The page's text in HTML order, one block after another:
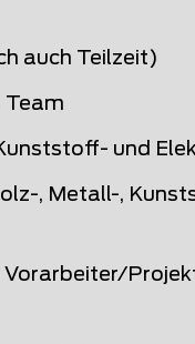
auch Teilzeit)
Team
und
, Metall-,